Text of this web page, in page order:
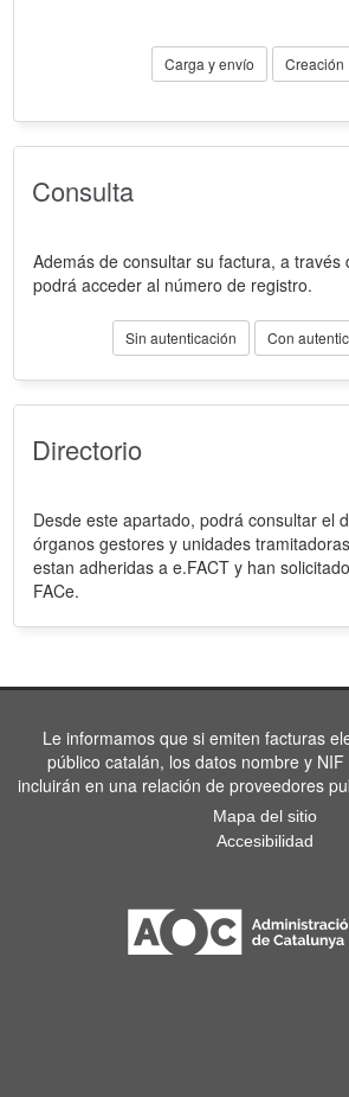
Carga y envío Creación
Consulta
Además de consultar su factura, a través
podrá acceder al número de registro.
Sin autenticación Con
Directorio
Desde este apartado, podrá consultar el
órganos gestores y unidades
estan adheridas a e.FACT y han
FACe.
Le informamos que si emiten facturas
público catalán, los datos nombre y
incluirán en una relación de proveedores
Mapa del sitio
Accesibilidad